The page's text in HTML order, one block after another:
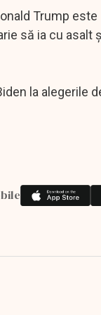
Trump
să ia cu asalt
la alegerile